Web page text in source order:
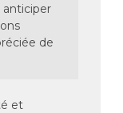
anticiper
de
et